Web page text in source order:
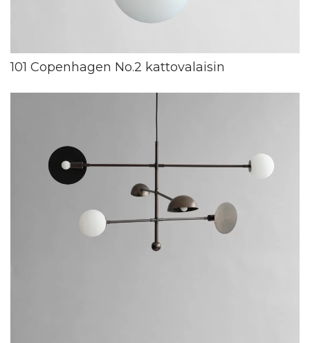
101 Copenhagen No.2 kattovalaisin